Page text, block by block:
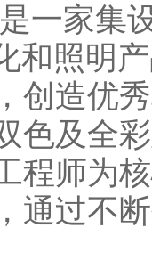
一家集
和照明
创造优
色及全
程师为
通过不